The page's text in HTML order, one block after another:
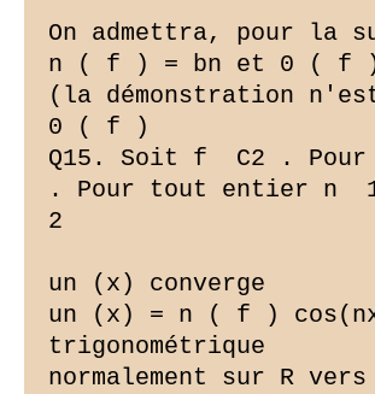
On admettra, pour la
n ( f ) = bn et 0 ( f
(la démonstration
0 ( f )
Q15. Soit f  C2 .
. Pour tout entier n
2
un (x) converge
un (x) = n ( f )
trigonométrique
normalement sur R